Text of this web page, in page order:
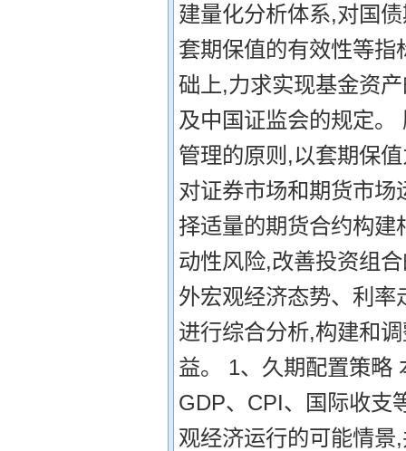
建量化分析体系,对国
套期保值的有效性等
础上,力求实现基金资
及中国证监会的规定
管理的原则,以套期保
对证券市场和期货市
择适量的期货合约构
动性风险,改善投资组
外宏观经济态势、利
进行综合分析,构建和
益。 1、久期配置策略
GDP、CPI、国际收支
观经济运行的可能情